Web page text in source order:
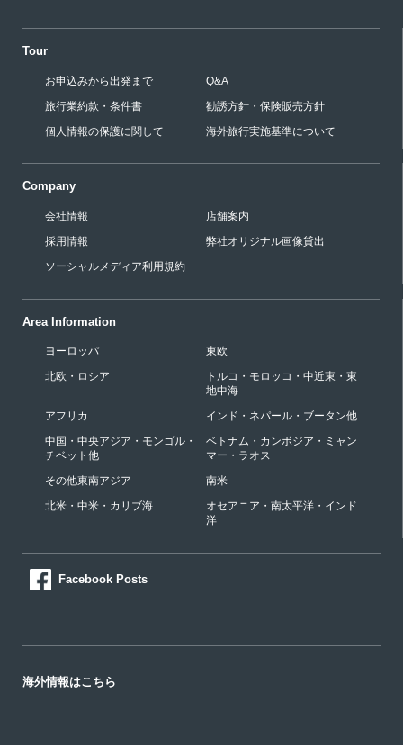
Tour
お申込みから出発まで
Q&A
旅行業約款・条件書
勧誘方針・保険販売方針
個人情報の保護に関して
海外旅行実施基準について
Company
会社情報
店舗案内
採用情報
弊社オリジナル画像貸出
ソーシャルメディア利用規約
Area Information
ヨーロッパ
東欧
北欧・ロシア
トルコ・モロッコ・中近東・東
地中海
アフリカ
インド・ネパール・ブータン他
中国・中央アジア・モンゴル・
チベット他
ベトナム・カンボジア・ミャン
マー・ラオス
その他東南アジア
南米
北米・中米・カリブ海
オセアニア・南太平洋・インド
洋
Facebook Posts
海外情報はこちら